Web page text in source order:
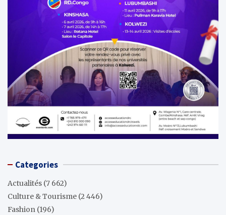
Categories
Actualités (7 662)
Culture & Tourisme (2 446)
Fashion (196)